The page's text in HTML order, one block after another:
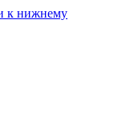
к нижнему